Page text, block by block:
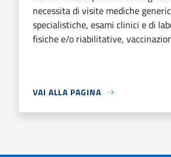
necessita di visite mediche
specialistiche, esami clinici e di
fisiche e/o riabilitative,
VAI ALLA PAGINA